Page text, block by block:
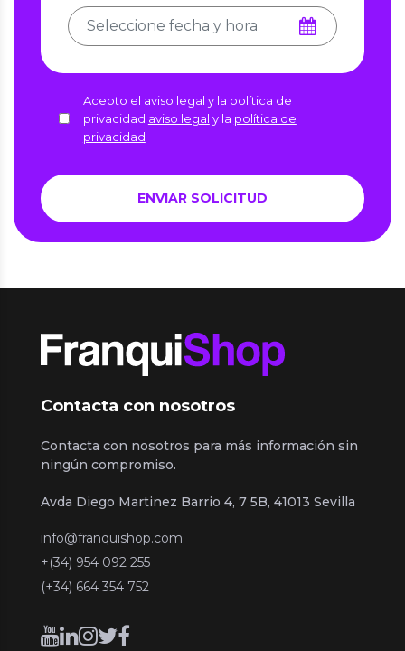
Acepto el aviso legal y la política de
privacidad aviso legal y la política de
privacidad
Contacta con nosotros
Contacta con nosotros para más información sin
ningún compromiso.
Avda Diego Martinez Barrio 4, 7 5B, 41013 Sevilla
info@franquishop.com
+(34) 954 092 255
(+34) 664 354 752